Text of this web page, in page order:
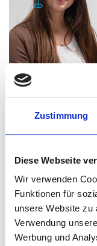
Zustimmung
Diese Webseite
Wir verwenden
Funktionen für
unsere Website zu
Verwendung
Werbung und